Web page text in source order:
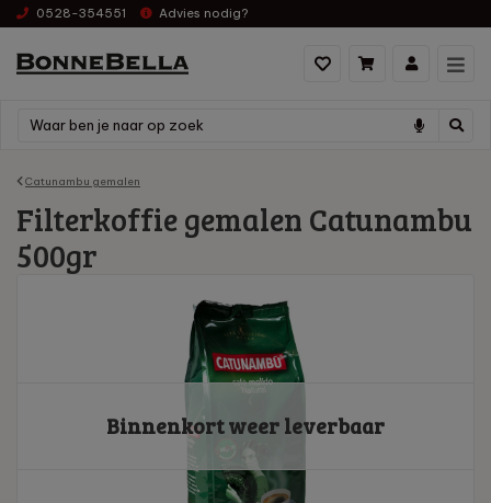
0528-354551 Advies nodig?
Catunambu gemalen
Filterkoffie gemalen Catunambu
500gr
Binnenkort weer leverbaar